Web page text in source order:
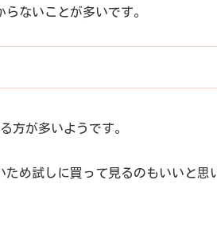
ないことが多いです。
方が多いようです。
め試しに買って見るのもいいと思